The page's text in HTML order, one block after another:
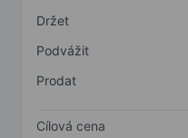
Držet
Podvážit
Prodat
Cílová cena